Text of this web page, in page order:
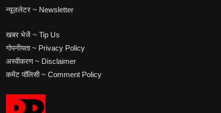
न्यूज़लेटर ~ Newsletter
खबर भेजें ~ Tip Us
गोपनीयता ~ Privacy Policy
अस्वीकरण ~ Disclaimer
कमेंट पॉलिसी ~ Comment Policy